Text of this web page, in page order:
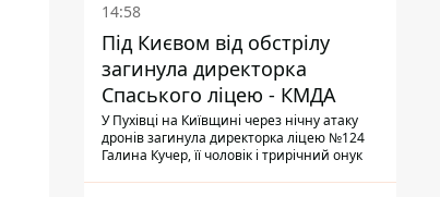
14:58
Під Києвом від обстрілу
загинула директорка
Спаського ліцею - КМДА
У Пухівці на Київщині через нічну атаку
дронів загинула директорка ліцею №124
Галина Кучер, її чоловік і трирічний онук